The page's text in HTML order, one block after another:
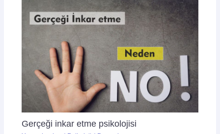
Gerçeği inkar etme psikolojisi